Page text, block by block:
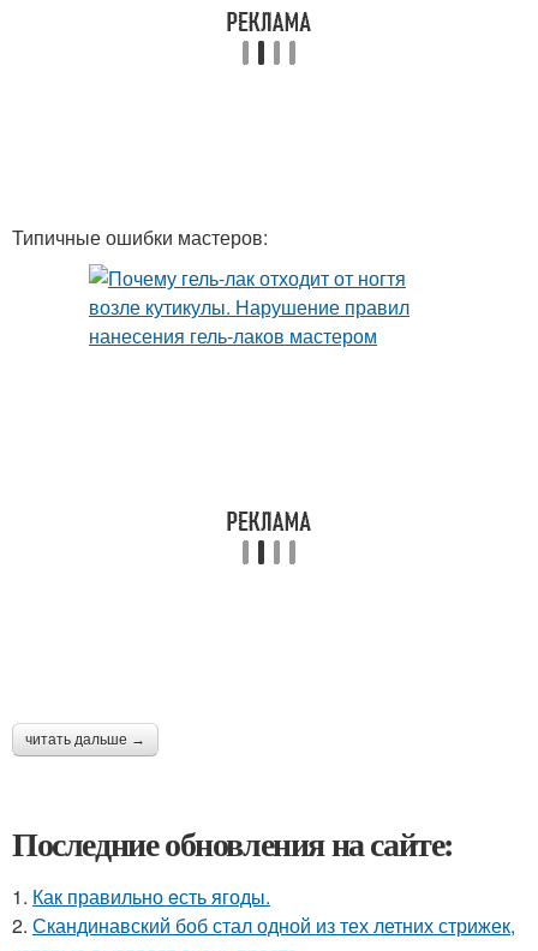
Типичные ошибки мастеров:
читать дальше →
Последние обновления на сайте:
1. Как правильно eсть ягоды.
2. Скандинавский боб стал одной из тех летних стрижек,